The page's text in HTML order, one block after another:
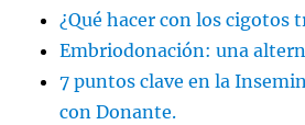
¿Qué hacer con los cigotos
Embriodonación: una
7 puntos clave en la
con Donante.